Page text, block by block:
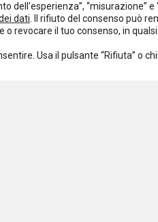
dell'esperienza”, “misurazione”
dati . Il rifiuto del consenso può
o revocare il tuo consenso, in
Usa il pulsante “Rifiuta” o